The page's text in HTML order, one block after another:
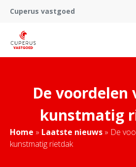
Cuperus vastgoed
De voordelen
kunstmatig
Home » Laatste nieuws » De
kunstmatig rietdak